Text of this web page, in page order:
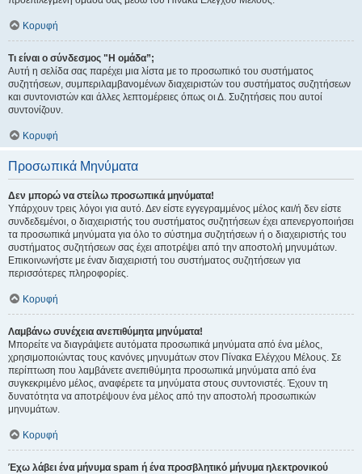
Κορυφή
Τι είναι ο σύνδεσμος "Η ομάδα”;
Αυτή η σελίδα σας παρέχει μια λίστα με το προσωπικό του συστήματος
συζητήσεων, συμπεριλαμβανομένων διαχειριστών του συστήματος συζητήσεων
και συντονιστών και άλλες λεπτομέρειες όπως οι Δ. Συζητήσεις που αυτοί
συντονίζουν.
Κορυφή
Προσωπικά Μηνύματα
Δεν μπορώ να στείλω προσωπικά μηνύματα!
Υπάρχουν τρεις λόγοι για αυτό. Δεν είστε εγγεγραμμένος μέλος και/ή δεν είστε
συνδεδεμένοι, ο διαχειριστής του συστήματος συζητήσεων έχει απενεργοποιήσει
τα προσωπικά μηνύματα για όλο το σύστημα συζητήσεων ή ο διαχειριστής του
συστήματος συζητήσεων σας έχει αποτρέψει από την αποστολή μηνυμάτων.
Επικοινωνήστε με έναν διαχειριστή του συστήματος συζητήσεων για
περισσότερες πληροφορίες.
Κορυφή
Λαμβάνω συνέχεια ανεπιθύμητα μηνύματα!
Μπορείτε να διαγράψετε αυτόματα προσωπικά μηνύματα από ένα μέλος,
χρησιμοποιώντας τους κανόνες μηνυμάτων στον Πίνακα Ελέγχου Μέλους. Σε
περίπτωση που λαμβάνετε ανεπιθύμητα προσωπικά μηνύματα από ένα
συγκεκριμένο μέλος, αναφέρετε τα μηνύματα στους συντονιστές. Έχουν τη
δυνατότητα να αποτρέψουν ένα μέλος από την αποστολή προσωπικών
μηνυμάτων.
Κορυφή
Έχω λάβει ένα μήνυμα spam ή ένα προσβλητικό μήνυμα ηλεκτρονικού